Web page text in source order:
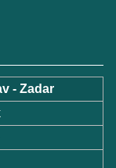
- Zadar